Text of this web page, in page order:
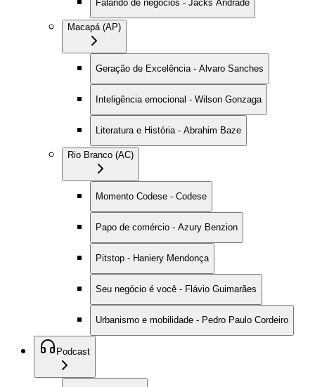
Falando de negócios - Jacks Andrade
Macapá (AP)
Geração de Excelência - Alvaro Sanches
Inteligência emocional - Wilson Gonzaga
Literatura e História - Abrahim Baze
Rio Branco (AC)
Momento Codese - Codese
Papo de comércio - Azury Benzion
Pitstop - Haniery Mendonça
Seu negócio é você - Flávio Guimarães
Urbanismo e mobilidade - Pedro Paulo Cordeiro
Podcast